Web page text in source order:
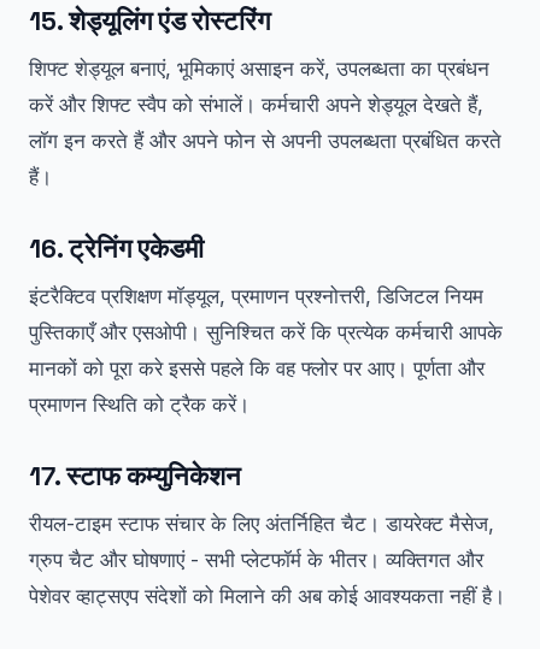
15. शेड्यूलिंग एंड रोस्टरिंग
शिफ्ट शेड्यूल बनाएं, भूमिकाएं असाइन करें, उपलब्धता का प्रबंधन
करें और शिफ्ट स्वैप को संभालें। कर्मचारी अपने शेड्यूल देखते हैं,
लॉग इन करते हैं और अपने फोन से अपनी उपलब्धता प्रबंधित करते
हैं।
16. ट्रेनिंग एकेडमी
इंटरैक्टिव प्रशिक्षण मॉड्यूल, प्रमाणन प्रश्नोत्तरी, डिजिटल नियम
पुस्तिकाएँ और एसओपी। सुनिश्चित करें कि प्रत्येक कर्मचारी आपके
मानकों को पूरा करे इससे पहले कि वह फ्लोर पर आए। पूर्णता और
प्रमाणन स्थिति को ट्रैक करें।
17. स्टाफ कम्युनिकेशन
रीयल-टाइम स्टाफ संचार के लिए अंतर्निहित चैट। डायरेक्ट मैसेज,
ग्रुप चैट और घोषणाएं - सभी प्लेटफॉर्म के भीतर। व्यक्तिगत और
पेशेवर व्हाट्सएप संदेशों को मिलाने की अब कोई आवश्यकता नहीं है।